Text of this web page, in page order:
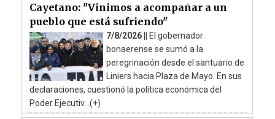
Cayetano: "Vinimos a acompañar a un
pueblo que está sufriendo"
7/8/2026 ||
El gobernador
bonaerense se sumó a la
peregrinación desde el santuario de
Liniers hacia Plaza de Mayo. En sus
declaraciones, cuestionó la política económica del
Poder Ejecutiv...(+)